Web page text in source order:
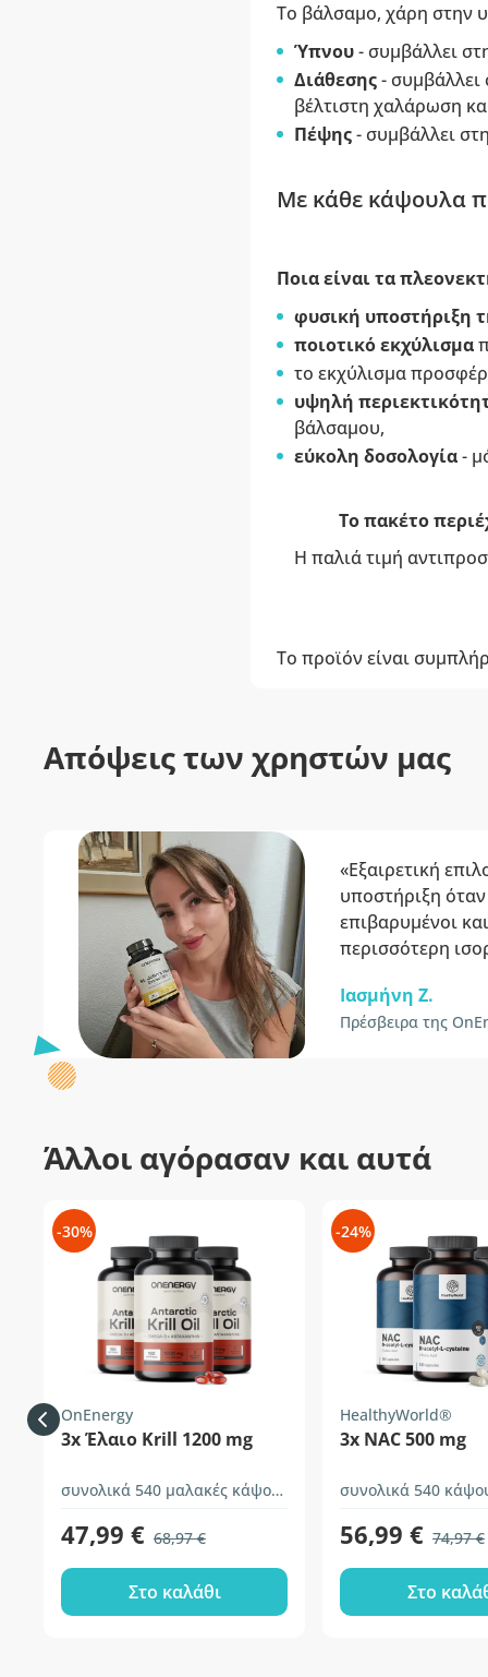
Το βάλσαμο, χάρη στην
Ύπνου- συμβάλλει
Διάθεσης- συμβάλλει
βέλτιστη χαλάρωση
Πέψης- συμβάλλει
Με κάθε κάψουλα
Ποια είναι τα
φυσική υποστήριξη
ποιοτικό εκχύλισμα
το εκχύλισμα
υψηλή
βάλσαμου,
εύκολη δοσολογία-
Το πακέτο
Η παλιά τιμή
Το προϊόν είναι
Απόψεις των χρηστών μας
«Εξαιρετική
υποστήριξη
επιβαρυμένοι
περισσότερη
Ιασμήνη Z.
Πρέσβειρα της
Άλλοι αγόρασαν και αυτά
-30%
OnEnergy
3x Έλαιο Krill 1200 mg
συνολικά 540 μαλακές κάψουλες
47,99 € 68,97 €
Στο καλάθι
-24%
HealthyWorld®
3x NAC 500 mg
συνολικά 540
56,99 € 74,97 €
Στο